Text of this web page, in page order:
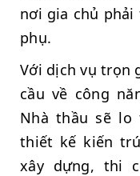
nơi gia chủ
phụ.
Với dịch vụ trọn
cầu về công
Nhà thầu sẽ lo
thiết kế kiến
xây dựng, thi